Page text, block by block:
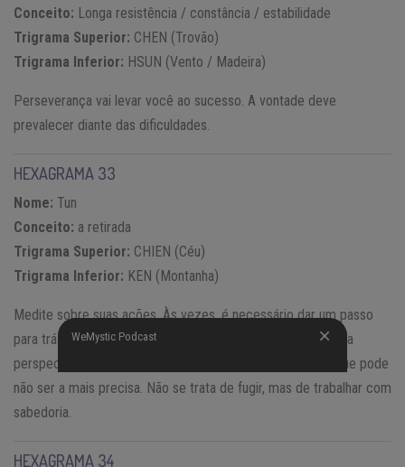
Conceito: Longa resistência / constância / estabilidade
Trigrama Superior: CHEN (Trovão)
Trigrama Inferior: HSUN (Vento / Madeira)
Perseverança vai levar você ao sucesso. A vontade deve
prevalecer diante das dificuldades.
HEXAGRAMA 33
Nome: Tun
Conceito: a retirada
Trigrama Superior: CHIEN (Céu)
Trigrama Inferior: KEN (Montanha)
Medite sobre suas ações. Às vezes, é necessário dar um passo
para trás (ou para o lado) para observar a situação com uma
perspectiva diferente, em vez de se apegar a uma ideia, que pode
não ser a mais precisa. Não se trata de fugir, mas de trabalhar com
sabedoria.
HEXAGRAMA 34
WeMystic Podcast
WeMystic Podcast